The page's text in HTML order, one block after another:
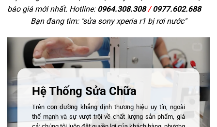
báo giá mới nhất. Hotline: 0964.308.308/0977.602.688
Bạn đang tìm: "sửa sony xperia r1 bị rơi nước"
Hệ Thống Sửa Chữa
Trên con đường khẳng định thương hiệu uy tín, ngoài
thế mạnh và sự vượt trội về chất lượng sản phẩm, giá